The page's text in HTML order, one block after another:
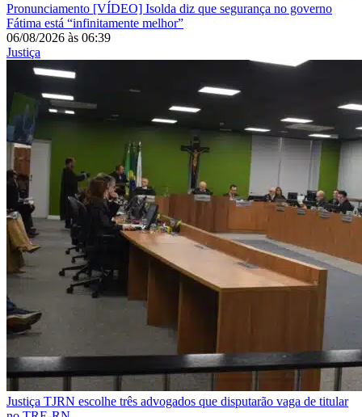
Pronunciamento [VÍDEO] Isolda diz que segurança no governo
Fátima está “infinitamente melhor”
06/08/2026 às 06:39
Justiça
Justiça TJRN escolhe três advogados que disputarão vaga de titular